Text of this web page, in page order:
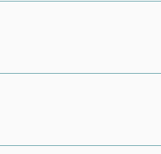
materialet fra de forlag, der
for anvendelse. Alle